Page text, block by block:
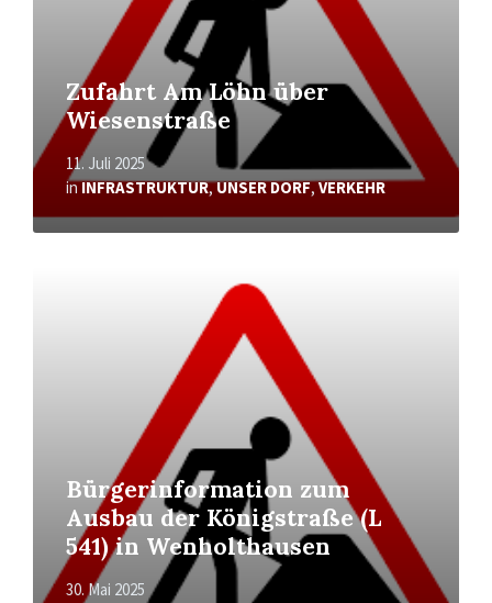
Zufahrt Am Löhn über
Wiesenstraße
11. Juli 2025
inINFRASTRUKTUR,UNSER DORF,VERKEHR
Bürgerinformation zum
Ausbau der Königstraße (L
541) in Wenholthausen
30. Mai 2025